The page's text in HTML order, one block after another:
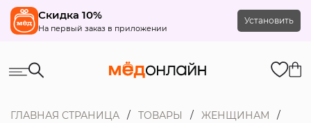
Скидка 10%
На первый заказ в приложении
Установить
ГЛАВНАЯ СТРАНИЦА ТОВАРЫ
ЖЕНЩИНАМ